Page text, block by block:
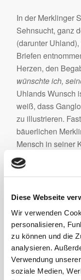
Diese Webseite
Wir verwenden
personalisieren,
zu können und die
analysieren.
Verwendung
soziale Medien,
In der Merklinger
Sehnsucht, ganz
(darunter
Briefen
Herzen, den
wünschte ich,
Uhlands Wunsch
weiß, dass
zu illustrieren.
bäuerlichen
Mensch in seiner
Nibelungenlied,
Vorlesen der
letzten Schlaf
und Verhältnisse
Stimmen aus dem
Sehnsucht nach
seinen poetischen
Mythos, in der